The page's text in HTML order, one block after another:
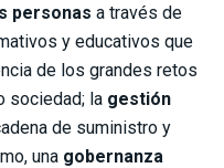
personas a través de
y educativos que
de los grandes retos
sociedad; la gestión
de suministro y
una gobernanza